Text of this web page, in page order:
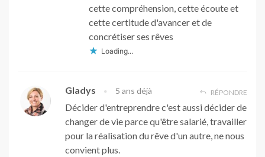
cette compréhension, cette écoute et
cette certitude d'avancer et de
concrétiser ses rêves
Loading...
Gladys 5 ans déjà RÉPONDRE
Décider d'entreprendre c'est aussi décider de
changer de vie parce qu'être salarié, travailler
pour la réalisation du rêve d'un autre, ne nous
convient plus.